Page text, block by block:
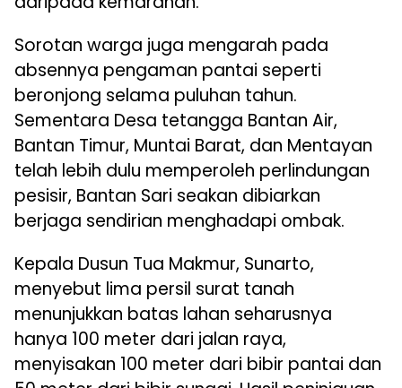
Sorotan warga juga mengarah pada
absennya pengaman pantai seperti
beronjong selama puluhan tahun.
Sementara Desa tetangga Bantan Air,
Bantan Timur, Muntai Barat, dan Mentayan
telah lebih dulu memperoleh perlindungan
pesisir, Bantan Sari seakan dibiarkan
berjaga sendirian menghadapi ombak.
Kepala Dusun Tua Makmur, Sunarto,
menyebut lima persil surat tanah
menunjukkan batas lahan seharusnya
hanya 100 meter dari jalan raya,
menyisakan 100 meter dari bibir pantai dan